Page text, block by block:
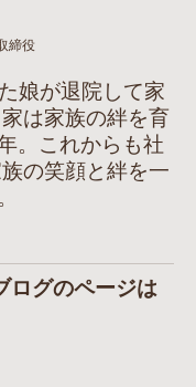
締役
娘が退院して家
は家族の絆を育
。これからも社
の笑顔と絆を一
ログのページは